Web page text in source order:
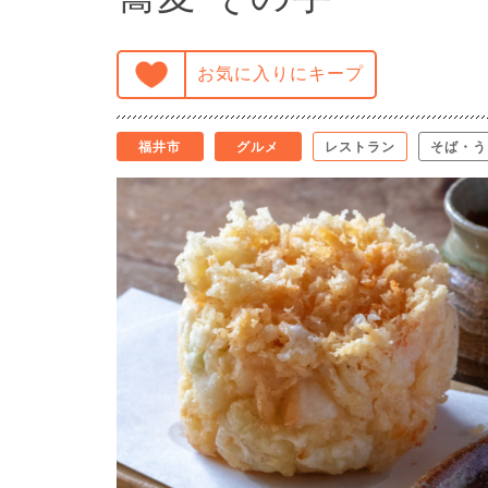
お気に入りにキープ
福井市 グルメ レストラン そば・